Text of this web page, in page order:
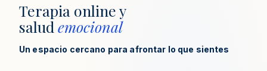
Terapia online y
salud emocional
Un espacio cercano para afrontar lo que sientes